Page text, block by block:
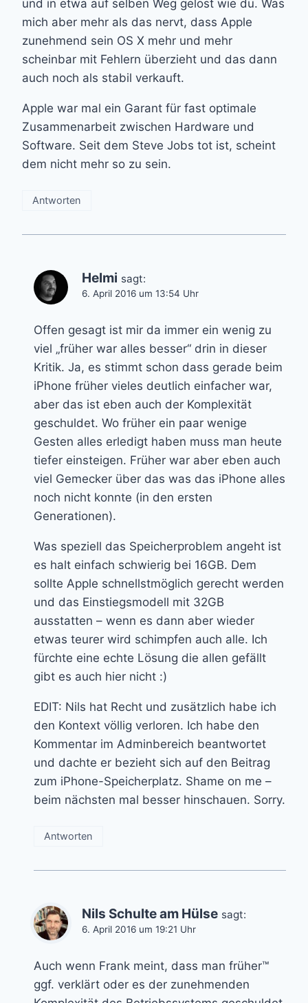
und in etwa auf selben Weg gelöst wie du. Was
mich aber mehr als das nervt, dass Apple
zunehmend sein OS X mehr und mehr
scheinbar mit Fehlern überzieht und das dann
auch noch als stabil verkauft.
Apple war mal ein Garant für fast optimale
Zusammenarbeit zwischen Hardware und
Software. Seit dem Steve Jobs tot ist, scheint
dem nicht mehr so zu sein.
Antworten
Helmi sagt:
6. April 2016 um 13:54 Uhr
Offen gesagt ist mir da immer ein wenig zu
viel „früher war alles besser“ drin in dieser
Kritik. Ja, es stimmt schon dass gerade beim
iPhone früher vieles deutlich einfacher war,
aber das ist eben auch der Komplexität
geschuldet. Wo früher ein paar wenige
Gesten alles erledigt haben muss man heute
tiefer einsteigen. Früher war aber eben auch
viel Gemecker über das was das iPhone alles
noch nicht konnte (in den ersten
Generationen).
Was speziell das Speicherproblem angeht ist
es halt einfach schwierig bei 16GB. Dem
sollte Apple schnellstmöglich gerecht werden
und das Einstiegsmodell mit 32GB
ausstatten – wenn es dann aber wieder
etwas teurer wird schimpfen auch alle. Ich
fürchte eine echte Lösung die allen gefällt
gibt es auch hier nicht :)
EDIT: Nils hat Recht und zusätzlich habe ich
den Kontext völlig verloren. Ich habe den
Kommentar im Adminbereich beantwortet
und dachte er bezieht sich auf den Beitrag
zum iPhone-Speicherplatz. Shame on me –
beim nächsten mal besser hinschauen. Sorry.
Antworten
Nils Schulte am Hülse sagt:
6. April 2016 um 19:21 Uhr
Auch wenn Frank meint, dass man früher™
ggf. verklärt oder es der zunehmenden